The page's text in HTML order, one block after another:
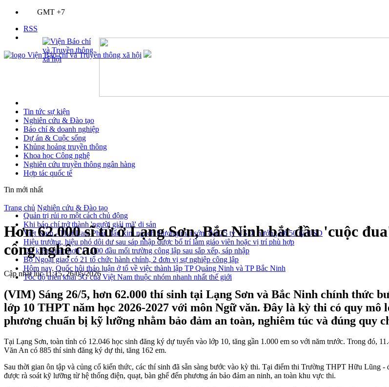
GMT +7
RSS
Tin tức sự kiện
Nghiên cứu & Đào tạo
Báo chí & doanh nghiệp
Dự án & Cuộc sống
Khủng hoảng truyền thông
Khoa học Công nghệ
Nghiên cứu truyền thông ngân hàng
Hợp tác quốc tế
Tin mới nhất
Quản trị rủi ro một cách chủ động
Khi báo chí trở thành 'người giải mã' di sản
Việt Nam - Thái Lan: Phấn đấu kim ngạch thương mại sớm đạt 25 tỷ USD, hướng tới 50 tỷ USD
Hiệu trưởng, hiệu phó dôi dư sau sáp nhập được bố trí làm giáo viên hoặc vị trí phù hợp
Dự kiến giảm hơn 17.000 đầu mối trường công lập sau sắp xếp, sáp nhập
Bộ Ngoại giao có 21 tổ chức hành chính, 2 đơn vị sự nghiệp công lập
Hôm nay, Quốc hội thảo luận ở tổ về việc thành lập TP Quảng Ninh và TP Bắc Ninh
Tốc độ triển khai 5G của Việt Nam thuộc nhóm nhanh nhất thế giới
Trang chủ Nghiên cứu & Đào tạo
Hơn 62.000 sĩ tử ở Lạng Sơn, Bắc Ninh bắt đầu 'cuộc
công nghệ cao
Cập nhật lúc 11:15, 26/05/2026
(VIM) Sáng 26/5, hơn 62.000 thí sinh tại Lạng Sơn và Bắc Ninh chính thức
lớp 10 THPT năm học 2026-2027 với môn Ngữ văn. Đây là kỳ thi có quy mô
phương chuẩn bị kỹ lưỡng nhằm bảo đảm an toàn, nghiêm túc và đúng quy
Tại Lạng Sơn, toàn tỉnh có 12.046 học sinh đăng ký dự tuyển vào lớp 10, tăng gần 1.000 em so với năm trước. Trong đó,
Văn An có 885 thí sinh đăng ký dự thi, tăng 162 em.
Sau thời gian ôn tập và củng cố kiến thức, các thí sinh đã sẵn sàng bước vào kỳ thi. Tại điểm thi Trường THPT Hữu Lũng
được rà soát kỹ lưỡng từ hệ thống điện, quạt, bàn ghế đến phương án bảo đảm an ninh, an toàn khu vực thi.